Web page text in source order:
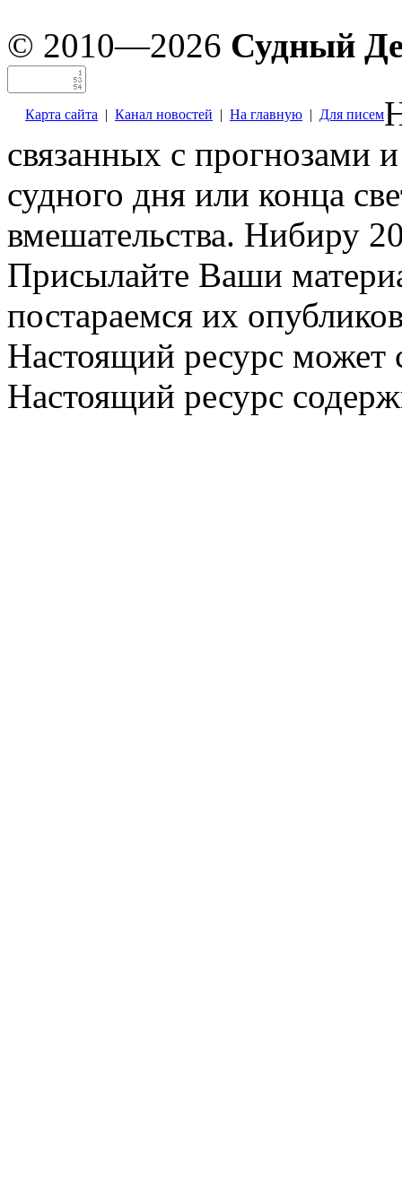
© 2010—2026 Судный
Карта сайта | Канал новостей | На главную | Для писем
связанных с прогнозами
судного дня или конца
вмешательства. Нибиру
Присылайте Ваши
постараемся их
Настоящий ресурс может
Настоящий ресурс